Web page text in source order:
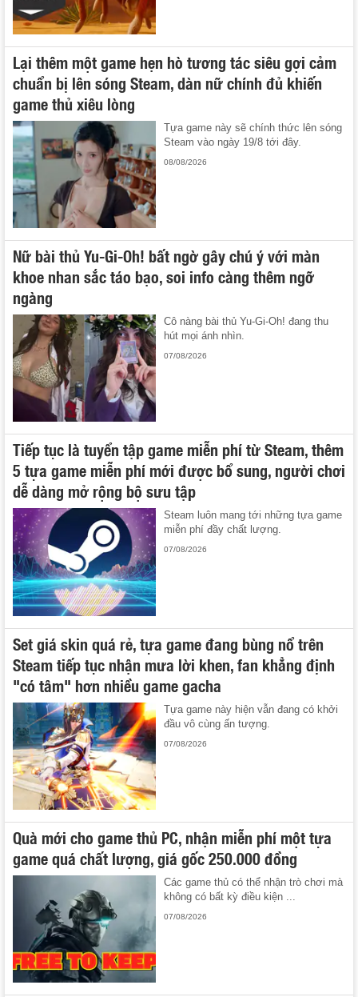
Lại thêm một game hẹn hò tương tác siêu gợi cảm
chuẩn bị lên sóng Steam, dàn nữ chính đủ khiến
game thủ xiêu lòng
Tựa game này sẽ chính thức lên sóng
Steam vào ngày 19/8 tới đây.
08/08/2026
Nữ bài thủ Yu-Gi-Oh! bất ngờ gây chú ý với màn
khoe nhan sắc táo bạo, soi info càng thêm ngỡ
ngàng
Cô nàng bài thủ Yu-Gi-Oh! đang thu
hút mọi ánh nhìn.
07/08/2026
Tiếp tục là tuyển tập game miễn phí từ Steam, thêm
5 tựa game miễn phí mới được bổ sung, người chơi
dễ dàng mở rộng bộ sưu tập
Steam luôn mang tới những tựa game
miễn phí đầy chất lượng.
07/08/2026
Set giá skin quá rẻ, tựa game đang bùng nổ trên
Steam tiếp tục nhận mưa lời khen, fan khẳng định
"có tâm" hơn nhiều game gacha
Tựa game này hiện vẫn đang có khởi
đầu vô cùng ấn tượng.
07/08/2026
Quà mới cho game thủ PC, nhận miễn phí một tựa
game quá chất lượng, giá gốc 250.000 đồng
Các game thủ có thể nhận trò chơi mà
không có bất kỳ điều kiện ...
07/08/2026